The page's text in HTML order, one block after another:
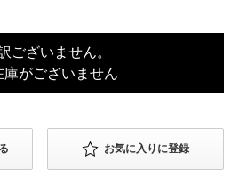
ございません。
庫がございません
お気に入りに登録